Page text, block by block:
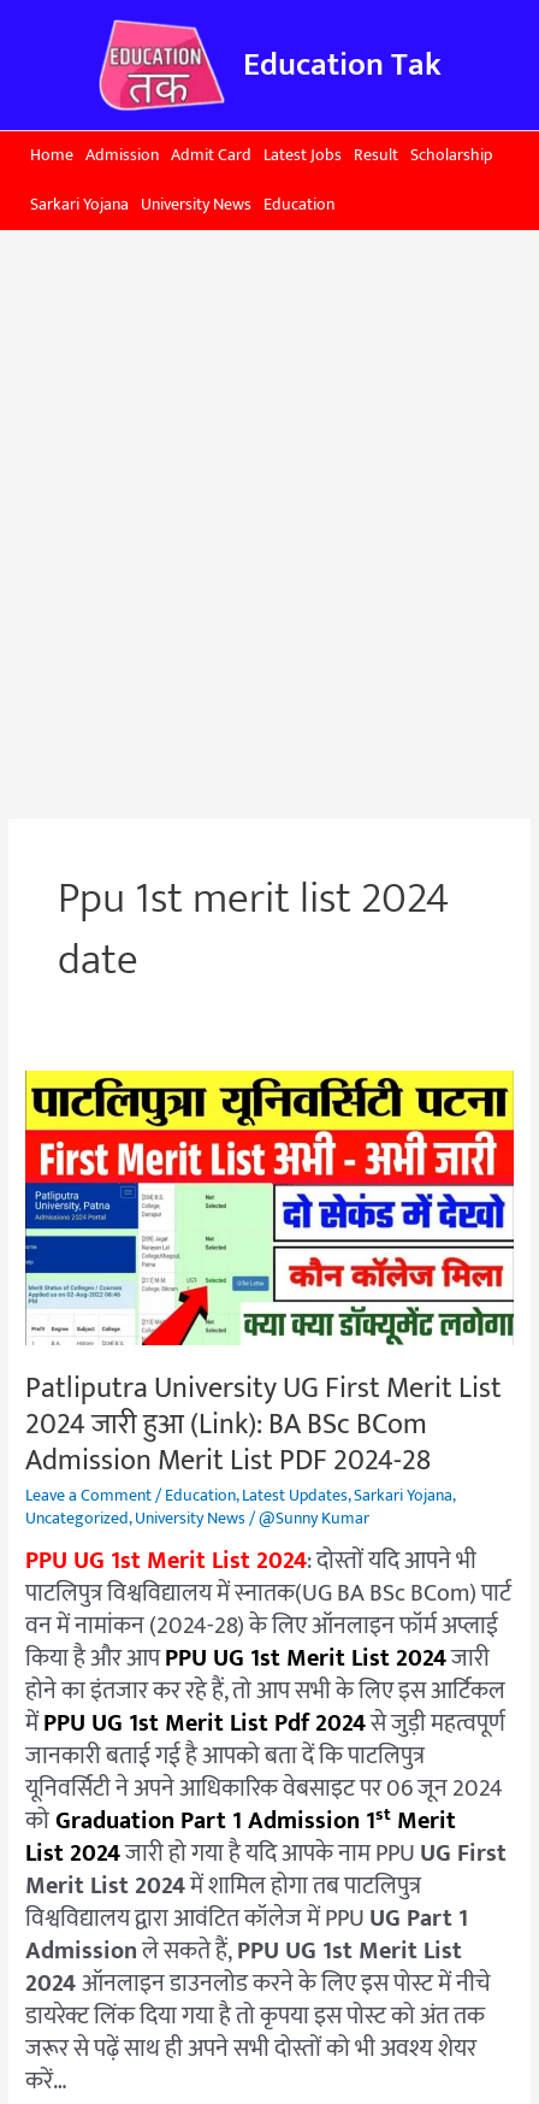
Education Tak
Home Admission Admit Card Latest Jobs Result Scholarship
Sarkari Yojana University News Education
Ppu 1st merit list 2024
date
Patliputra University UG First Merit List
2024 जारी हुआ (Link): BA BSc BCom
Admission Merit List PDF 2024-28
Leave a Comment/Education,Latest Updates,Sarkari Yojana,
Uncategorized,University News/@Sunny Kumar
PPU UG 1st Merit List 2024: दोस्तों यदि आपने भी
पाटलिपुत्र विश्वविद्यालय में स्नातक(UG BA BSc BCom) पार्ट
वन में नामांकन (2024-28) के लिए ऑनलाइन फॉर्म अप्लाई
किया है और आपPPU UG 1st Merit List 2024जारी
होने का इंतजार कर रहे हैं, तो आप सभी के लिए इस आर्टिकल
मेंPPU UG 1st Merit List Pdf 2024से जुड़ी महत्वपूर्ण
जानकारी बताई गई है आपको बता दें कि पाटलिपुत्र
यूनिवर्सिटी ने अपने आधिकारिक वेबसाइट पर 06 जून 2024
कोGraduation Part 1 Admission 1st Merit
List 2024जारी हो गया है यदि आपके नाम PPUUG First
Merit List 2024में शामिल होगा तब पाटलिपुत्र
विश्वविद्यालय द्वारा आवंटित कॉलेज में PPUUG Part 1
Admissionले सकते हैं,PPU UG 1st Merit List
2024ऑनलाइन डाउनलोड करने के लिए इस पोस्ट में नीचे
डायरेक्ट लिंक दिया गया है तो कृपया इस पोस्ट को अंत तक
जरूर से पढ़ें साथ ही अपने सभी दोस्तों को भी अवश्य शेयर
करें…
Patliputra
University
UG
First
Merit
List
2024
जारी
हुआ
BA
BSc
BCom
Admission
Merit
PDF
2024-
28